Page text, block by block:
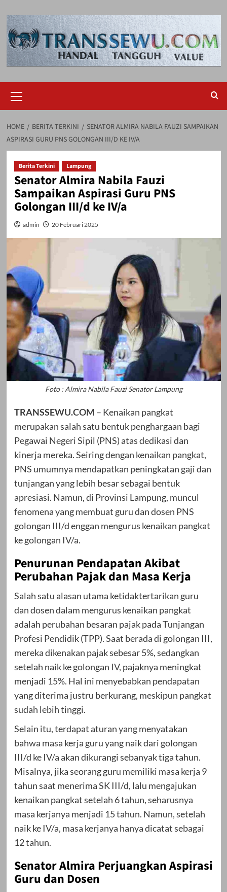
to
content
Menu
HOME BERITA TERKINI
SENATOR ALMIRA NABILA FAUZI SAMPAIKAN
ASPIRASI GURU PNS GOLONGAN III/D KE IV/A
Berita Terkini Lampung
Senator Almira Nabila Fauzi
Sampaikan Aspirasi Guru PNS
Golongan III/d ke IV/a
admin 20 Februari 2025
Foto : Almira Nabila Fauzi Senator Lampung
TRANSSEWU.COM – Kenaikan pangkat
merupakan salah satu bentuk penghargaan bagi
Pegawai Negeri Sipil (PNS) atas dedikasi dan
kinerja mereka. Seiring dengan kenaikan pangkat,
PNS umumnya mendapatkan peningkatan gaji dan
tunjangan yang lebih besar sebagai bentuk
apresiasi. Namun, di Provinsi Lampung, muncul
fenomena yang membuat guru dan dosen PNS
golongan III/d enggan mengurus kenaikan pangkat
ke golongan IV/a.
Penurunan Pendapatan Akibat
Perubahan Pajak dan Masa Kerja
Salah satu alasan utama ketidaktertarikan guru
dan dosen dalam mengurus kenaikan pangkat
adalah perubahan besaran pajak pada Tunjangan
Profesi Pendidik (TPP). Saat berada di golongan III,
mereka dikenakan pajak sebesar 5%, sedangkan
setelah naik ke golongan IV, pajaknya meningkat
menjadi 15%. Hal ini menyebabkan pendapatan
yang diterima justru berkurang, meskipun pangkat
sudah lebih tinggi.
Selain itu, terdapat aturan yang menyatakan
bahwa masa kerja guru yang naik dari golongan
III/d ke IV/a akan dikurangi sebanyak tiga tahun.
Misalnya, jika seorang guru memiliki masa kerja 9
tahun saat menerima SK III/d, lalu mengajukan
kenaikan pangkat setelah 6 tahun, seharusnya
masa kerjanya menjadi 15 tahun. Namun, setelah
naik ke IV/a, masa kerjanya hanya dicatat sebagai
12 tahun.
Senator Almira Perjuangkan Aspirasi
Guru dan Dosen